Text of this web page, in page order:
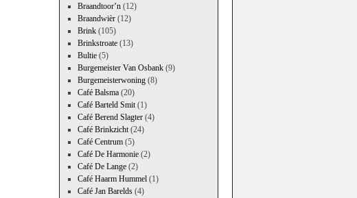
Braandtoor’n(12)
Braandwièr(12)
Brink(105)
Brinkstroate(13)
Bultie(5)
Burgemeister Van Osbank(9)
Burgemeisterwoning(8)
Café Balsma(20)
Café Barteld Smit(1)
Café Berend Slagter(4)
Café Brinkzicht(24)
Café Centrum(5)
Café De Harmonie(2)
Café De Lange(2)
Café Haarm Hummel(1)
Café Jan Barelds(4)